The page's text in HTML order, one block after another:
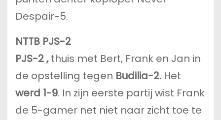
Despair-5.
NTTB PJS-2
PJS-2 , thuis met Bert, Frank en Jan in
de opstelling tegen Budilia-2. Het
werd 1-9. In zijn eerste partij wist Frank
de 5-gamer net niet naar zicht toe te